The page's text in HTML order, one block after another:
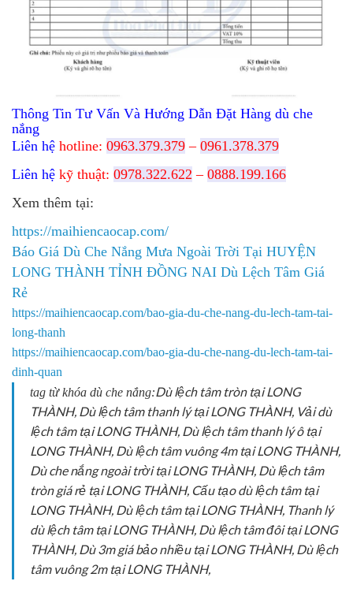
Thông Tin Tư Vấn Và Hướng Dẫn Đặt Hàng dù che
nắng
Liên hệ hotline: 0963.379.379 – 0961.378.379
Liên hệ kỹ thuật: 0978.322.622 – 0888.199.166
Xem thêm tại:
https://maihiencaocap.com/
Báo Giá Dù Che Nắng Mưa Ngoài Trời Tại HUYỆN
LONG THÀNH TỈNH ĐỒNG NAI Dù Lệch Tâm Giá
Rẻ
https://maihiencaocap.com/bao-gia-du-che-nang-du-lech-tam-tai-
long-thanh​
https://maihiencaocap.com/bao-gia-du-che-nang-du-lech-tam-tai-
dinh-quan
tag từ khóa dù che nắng:Dù lệch tâm tròn tại LONG
THÀNH, Dù lệch tâm thanh lý tại LONG THÀNH, Vải dù
lệch tâm tại LONG THÀNH, Dù lệch tâm thanh lý ô tại
LONG THÀNH, Dù lệch tâm vuông 4m tại LONG THÀNH,
Dù che nắng ngoài trời tại LONG THÀNH, Dù lệch tâm
tròn giá rẻ tại LONG THÀNH, Cấu tạo dù lệch tâm tại
LONG THÀNH, Dù lệch tâm tại LONG THÀNH, Thanh lý
dù lệch tâm tại LONG THÀNH, Dù lệch tâm đôi tại LONG
THÀNH, Dù 3m giá bảo nhiều tại LONG THÀNH, Dù lệch
tâm vuông 2m tại LONG THÀNH,